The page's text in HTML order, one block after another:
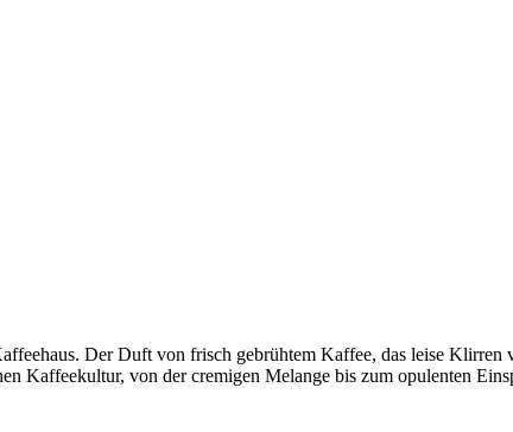
Der Duft von frisch gebrühtem Kaffee, das leise
Kaffeekultur, von der cremigen Melange bis zum opulenten